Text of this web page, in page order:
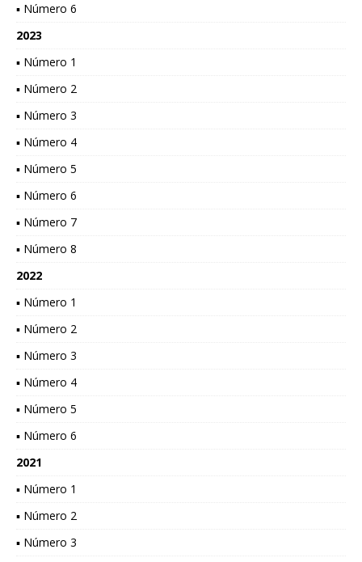
▪ Número 6
2023
▪ Número 1
▪ Número 2
▪ Número 3
▪ Número 4
▪ Número 5
▪ Número 6
▪ Número 7
▪ Número 8
2022
▪ Número 1
▪ Número 2
▪ Número 3
▪ Número 4
▪ Número 5
▪ Número 6
2021
▪ Número 1
▪ Número 2
▪ Número 3